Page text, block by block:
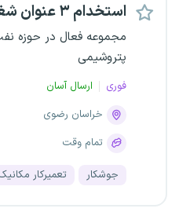
استخدام ۳ عنوان شغلی
مجموعه فعال در حوزه
پتروشیمی
فوری
ارسال آسان
خراسان رضوی
تمام وقت
جوشکار تعمیرکار